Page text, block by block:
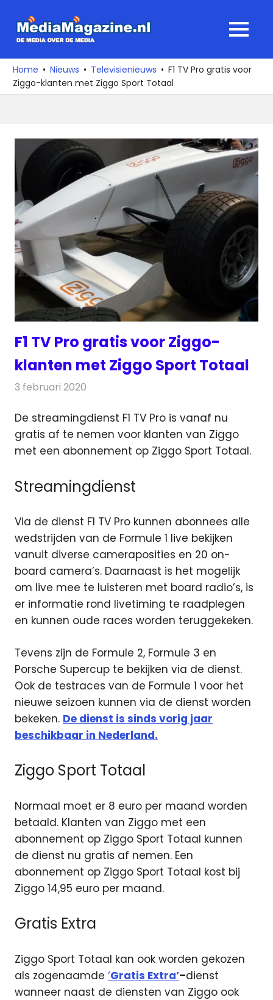
naar
media
over
de
MENU
Home Nieuws Televisienieuws
F1 TV Pro gratis voor
Ziggo-klanten met Ziggo Sport Totaal
F1 TV Pro gratis voor Ziggo-
klanten met Ziggo Sport Totaal
3 februari 2020
De streamingdienst F1 TV Pro is vanaf nu
gratis af te nemen voor klanten van Ziggo
met een abonnement op Ziggo Sport Totaal.
Streamingdienst
Via de dienst F1 TV Pro kunnen abonnees alle
wedstrijden van de Formule 1 live bekijken
vanuit diverse cameraposities en 20 on-
board camera’s. Daarnaast is het mogelijk
om live mee te luisteren met board radio’s, is
er informatie rond livetiming te raadplegen
en kunnen oude races worden teruggekeken.
Tevens zijn de Formule 2, Formule 3 en
Porsche Supercup te bekijken via de dienst.
Ook de testraces van de Formule 1 voor het
nieuwe seizoen kunnen via de dienst worden
bekeken. De dienst is sinds vorig jaar
beschikbaar in Nederland.
Ziggo Sport Totaal
Normaal moet er 8 euro per maand worden
betaald. Klanten van Ziggo met een
abonnement op Ziggo Sport Totaal kunnen
de dienst nu gratis af nemen. Een
abonnement op Ziggo Sport Totaal kost bij
Ziggo 14,95 euro per maand.
Gratis Extra
Ziggo Sport Totaal kan ook worden gekozen
als zogenaamde ‘Gratis Extra’–dienst
wanneer naast de diensten van Ziggo ook